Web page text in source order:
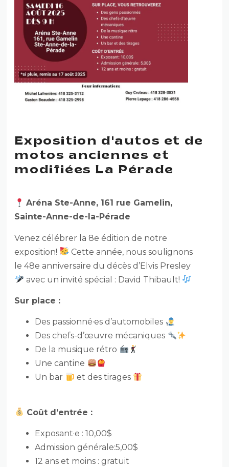
Exposition d'autos et de
motos anciennes et
modifiées La Pérade
Aréna Ste-Anne, 161 rue Gamelin,
Sainte-Anne-de-la-Pérade
Venez célébrer la 8e édition de notre
exposition!
Cette année, nous soulignons
le 48e anniversaire du décès d’Elvis Presley
avec un invité spécial : David Thibault!
Sur place :
Des passionné·es d’automobiles
Des chefs-d’œuvre mécaniques
De la musique rétro
Une cantine
Un bar
et des tirages
Coût d’entrée :
Exposant·e : 10,00$
Ad missiongénéra le:5,00$
12 ans et moins : gratuit